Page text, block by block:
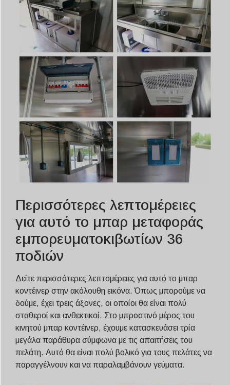
Περισσότερες λεπτομέρειες
για αυτό το μπαρ μεταφοράς
εμπορευματοκιβωτίων 36
ποδιών
Δείτε περισσότερες λεπτομέρειες για αυτό το μπαρ
κοντέινερ στην ακόλουθη εικόνα. Όπως μπορούμε να
δούμε, έχει τρεις άξονες, οι οποίοι θα είναι πολύ
σταθεροί και ανθεκτικοί. Στο μπροστινό μέρος του
κινητού μπαρ κοντέινερ, έχουμε κατασκευάσει τρία
μεγάλα παράθυρα σύμφωνα με τις απαιτήσεις του
πελάτη. Αυτό θα είναι πολύ βολικό για τους πελάτες να
παραγγέλνουν και να παραλαμβάνουν γεύματα.